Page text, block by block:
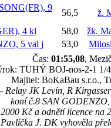
9
56,5
ž.
4 kl 58,0
žk.
5 val j 53,0
Čas: 01:55,08,
TUHÝ BOJ-nos-2-1 1/
Majitel: BoKaBau s.r.o.,
Relay JK Levín, R
koní č.8 SAN
Kč a odnětí licence
J. DK vyhověla